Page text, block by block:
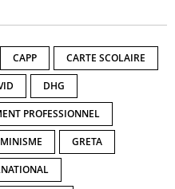
CAPP CARTE SCOLAIRE
DHG
PROFESSIONNEL
GRETA